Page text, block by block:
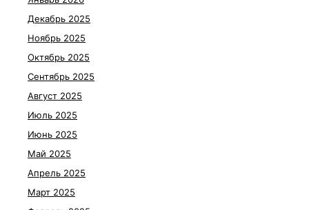
Декабрь 2025
Ноябрь 2025
Октябрь 2025
Сентябрь 2025
Август 2025
Июль 2025
Июнь 2025
Май 2025
Апрель 2025
Март 2025